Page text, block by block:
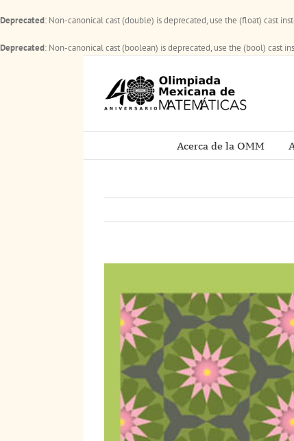
Deprecated: Non-canonical cast (double) is deprecated, use the (float) cast
Deprecated: Non-canonical cast (boolean) is deprecated, use the (bool) cast
Acerca de la OMM